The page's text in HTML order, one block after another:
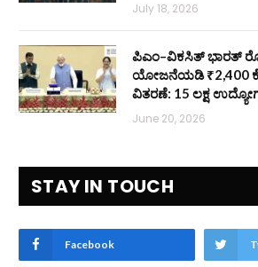
July 18, 2026
ಪಿಎಂ–ವಿಕಸಿತ್ ಭಾರತ್
ಯೋಜನೆಯಡಿ ₹2,400
ವಿತರಣೆ: 15 ಲಕ್ಷ
June 20, 2026
STAY IN TOUCH
Facebook